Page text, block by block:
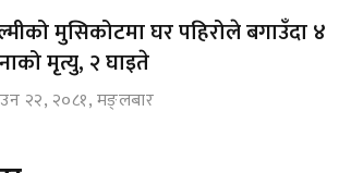
मुसिकोटमा घर पहिरोले बगाउँदा ४
मृत्यु, २ घाइते
२२, २०८१, मङ्लबार